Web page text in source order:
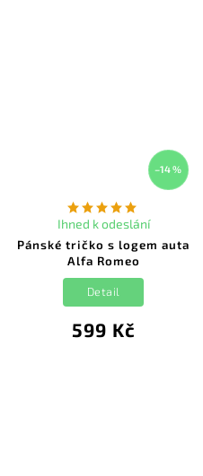
–14 %
Pánské tričko s logem auta
Alfa Romeo
Ihned k odeslání
599 Kč
Detail